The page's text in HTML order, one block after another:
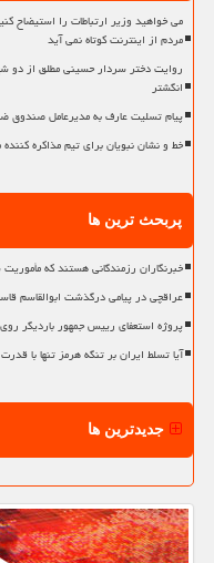
می خواهید وزیر ارتباطات را استیضاح
مردم از اینترنت کوتاه نمی آید
روایت دختر سردار حسینی مطلق از دو
انگشتر
پیام تسلیت عارف به مدیرعامل صندوق
خط و نشان نبویان برای تیم مذاکره
پربحث ترین ها
خبرنگاران رزمندگانی هستند که
عراقچی در پیامی درگذشت ابوالقاسم
پروژه استعفای رییس جمهور باردیگر
آیا تسلط ایران بر تنگه هرمز تنها با
جدیدترین ها